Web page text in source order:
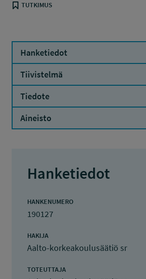
TUTKIMUS
Hanketiedot
Tiivistelmä
Tiedote
Aineisto
Hanketiedot
HANKENUMERO
190127
HAKIJA
Aalto-korkeakoulusäätiö sr
TOTEUTTAJA